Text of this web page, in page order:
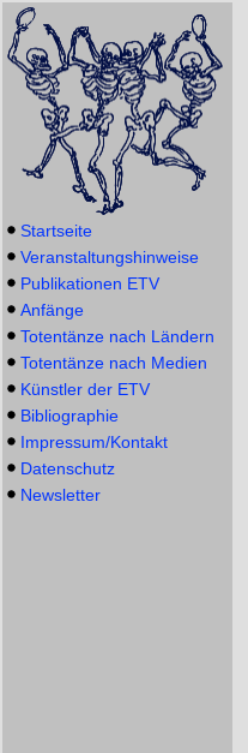
Startseite
Veranstaltungshinweise
Publikationen ETV
Anfänge
Totentänze nach Ländern
Totentänze nach Medien
Künstler der ETV
Bibliographie
Impressum/Kontakt
Datenschutz
Newsletter